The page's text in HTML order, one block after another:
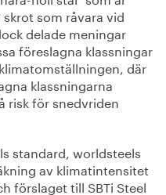
som råvara vid
delade meningar
föreslagna klassningar
där
klassningarna
risk för snedvriden
standard, worldsteels
av klimatintensitet
förslaget till SBTi Steel